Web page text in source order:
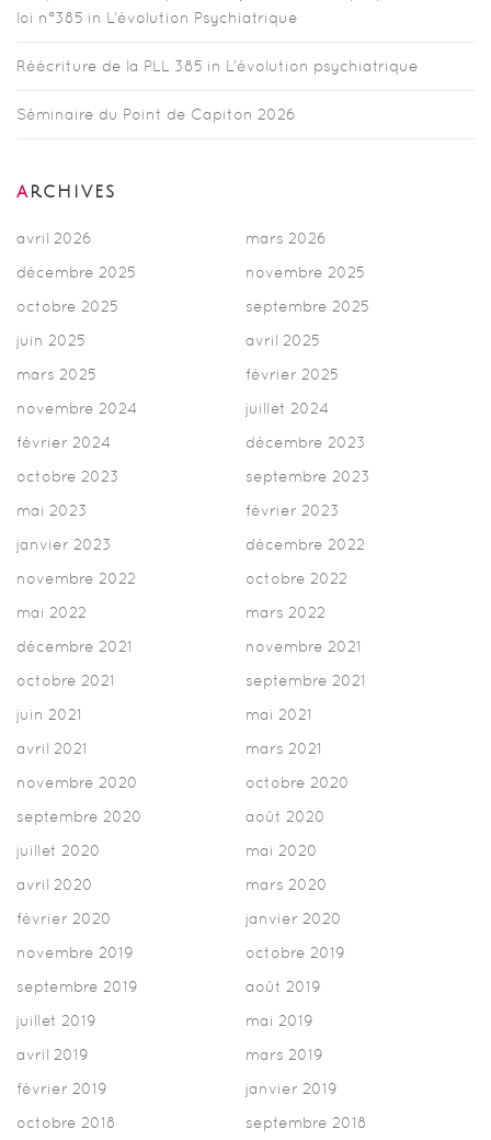
loi n°385 in L’évolution Psychiatrique
Réécriture de la PLL 385 in L’évolution psychiatrique
Séminaire du Point de Capiton 2026
ARCHIVES
avril 2026
mars 2026
décembre 2025
novembre 2025
octobre 2025
septembre 2025
juin 2025
avril 2025
mars 2025
février 2025
novembre 2024
juillet 2024
février 2024
décembre 2023
octobre 2023
septembre 2023
mai 2023
février 2023
janvier 2023
décembre 2022
novembre 2022
octobre 2022
mai 2022
mars 2022
décembre 2021
novembre 2021
octobre 2021
septembre 2021
juin 2021
mai 2021
avril 2021
mars 2021
novembre 2020
octobre 2020
septembre 2020
août 2020
juillet 2020
mai 2020
avril 2020
mars 2020
février 2020
janvier 2020
novembre 2019
octobre 2019
septembre 2019
août 2019
juillet 2019
mai 2019
avril 2019
mars 2019
février 2019
janvier 2019
octobre 2018
septembre 2018